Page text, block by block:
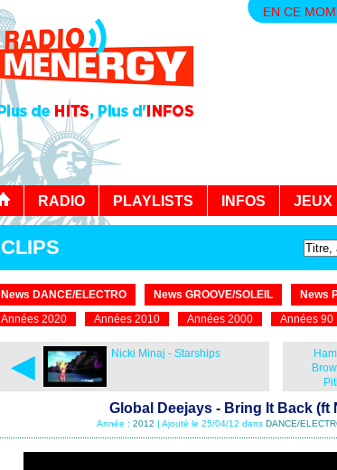
EN CE
RADIO PLAYLISTS INFOS JEUX
CLIPS
News DANCE/ELECTRO News GROOVE/SOLEIL News
Années 2020
Années 2010 Années 2000 Années 90
◄ Nicki Minaj - Starships
Global Deejays - Bring It Back (ft
Année : 2012 | Ajouté le 25/04/12 dans DANCE/